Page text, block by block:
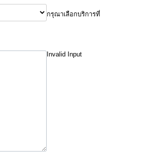
กรุณาเลือกบริการที่
Invalid Input